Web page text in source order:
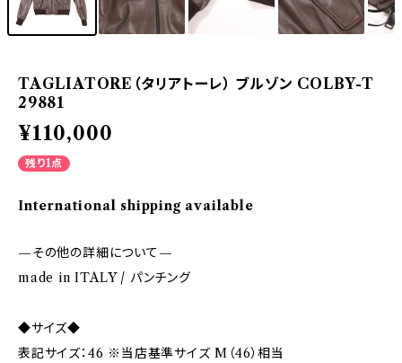
TAGLIATORE（タリアトーレ） ブルゾン COLBY-T
29881
¥110,000
残り1点
International shipping available
—その他の詳細について—
made in ITALY / パンチング
◆サイズ◆
表記サイズ：46 ※当店基準サイズ M（46）相当